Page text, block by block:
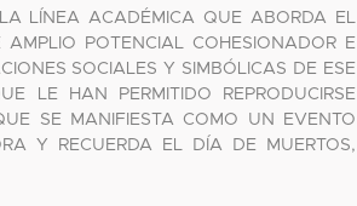
LÍNEA ACADÉMICA QUE ABORDA EL
POTENCIAL COHESIONADOR E
SOCIALES Y SIMBÓLICAS DE ESE
LE HAN PERMITIDO REPRODUCIRSE
SE MANIFIESTA COMO UN EVENTO
Y RECUERDA EL DÍA DE MUERTOS,